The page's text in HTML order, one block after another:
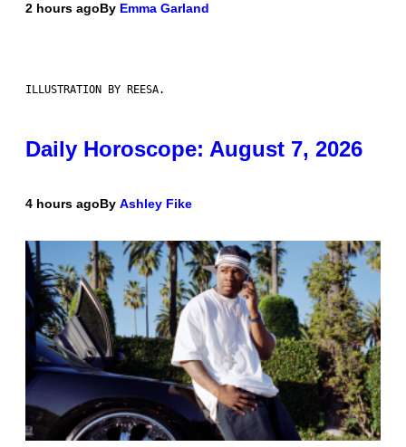
2 hours agoBy Emma Garland
ILLUSTRATION BY REESA.
Daily Horoscope: August 7, 2026
4 hours agoBy Ashley Fike